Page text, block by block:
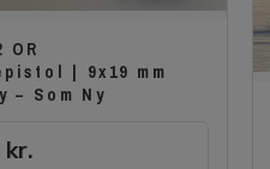
OR
| 9x19 mm
– Som Ny
kr.